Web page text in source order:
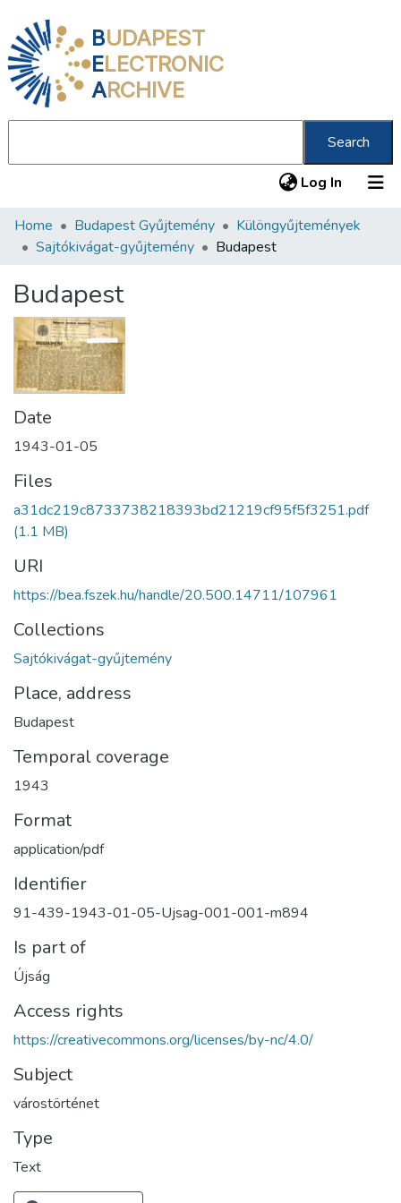
BUDAPEST
ELECTRONIC
ARCHIVE
Search
Log In (current)
Communities & Collections
Statistics
About us
Home Budapest Gyűjtemény
Különgyűjtemények
Sajtókivágat-gyűjtemény
Budapest
Budapest
Date
1943-01-05
Files
a31dc219c8733738218393bd21219cf95f5f3251.pdf
(1.1 MB)
URI
https://bea.fszek.hu/handle/20.500.14711/107961
Collections
Sajtókivágat-gyűjtemény
Place, address
Budapest
Temporal coverage
1943
Format
application/pdf
Identifier
91-439-1943-01-05-Ujsag-001-001-m894
Is part of
Újság
Access rights
https://creativecommons.org/licenses/by-nc/4.0/
Subject
várostörténet
Type
Text